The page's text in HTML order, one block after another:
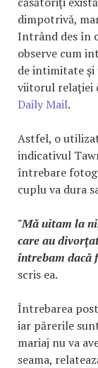
dimpotrivă,
Intrând des în
observe cum
de intimitate şi
viitorul relaţiei
Daily Mail.
Astfel, o
indicativul
întrebare
cuplu va dura
"Mă uitam la
care au
întrebam dacă
scris ea.
Întrebarea
iar părerile
mariaj nu va
seama,